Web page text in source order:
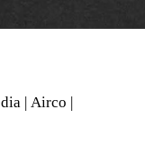
| Airco |